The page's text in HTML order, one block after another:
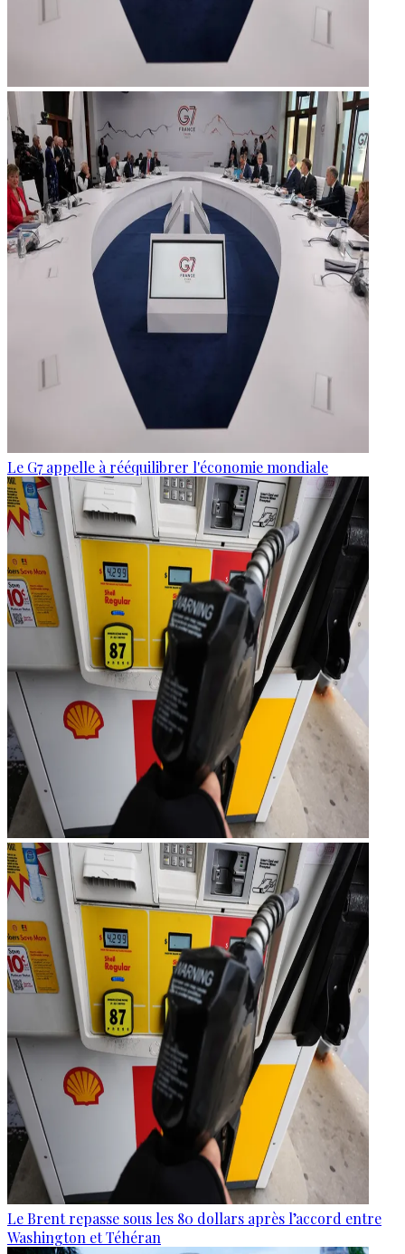
Le G7 appelle à rééquilibrer l'économie mondiale
Le Brent repasse sous les 80 dollars après l’accord entre
Washington et Téhéran